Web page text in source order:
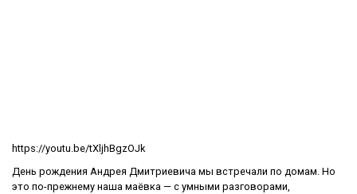
https://youtu.be/tXljhBgzOJk
День рождения Андрея Дмитриевича мы встречали по домам. Но
это по-прежнему наша маёвка — с умными разговорами,